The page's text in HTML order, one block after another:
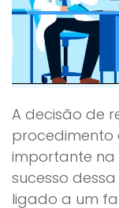
A decisão de
procedimento
importante na
sucesso
ligado a um